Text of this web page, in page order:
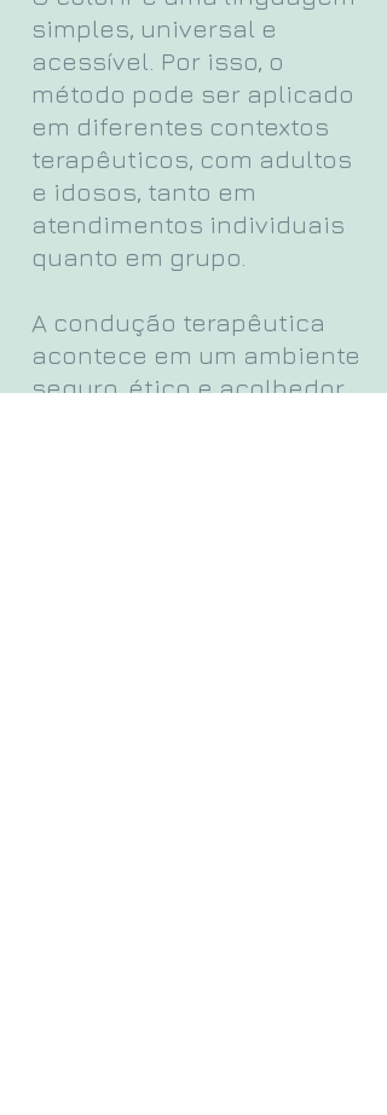
simples, universal e
acessível. Por isso, o
método pode ser aplicado
em diferentes contextos
terapêuticos, com adultos
e idosos, tanto em
atendimentos individuais
quanto em grupo.
A condução terapêutica
acontece em um ambiente
seguro, ético e acolhedor,